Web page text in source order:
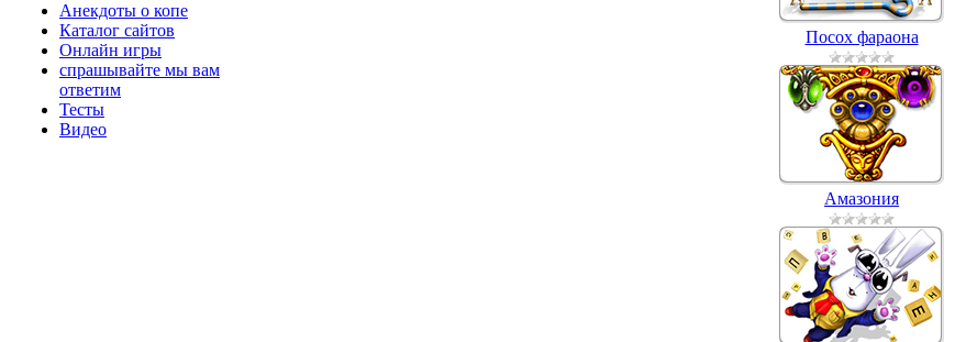
Анекдоты о копе
Каталог сайтов
Онлайн игры
спрашывайте мы вам
ответим
Тесты
Видео
Посох фараона
Амазония